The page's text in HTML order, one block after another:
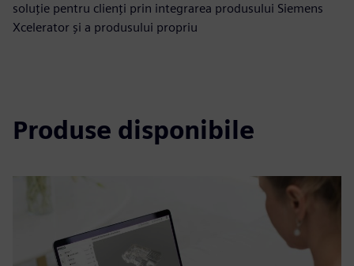
soluție pentru clienți prin integrarea produsului Siemens
Xcelerator și a produsului propriu
Produse disponibile